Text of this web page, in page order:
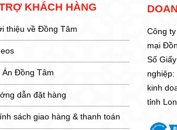
KHÁCH HÀNG
thiệu về Đồng Tâm
Án Đồng Tâm
dẫn đặt hàng
sách giao hàng & thanh toán
Công
mại
Số
kinh
tỉnh